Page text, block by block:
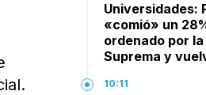
Universidades:
«comió» un
ordenado por
Suprema y
10:11